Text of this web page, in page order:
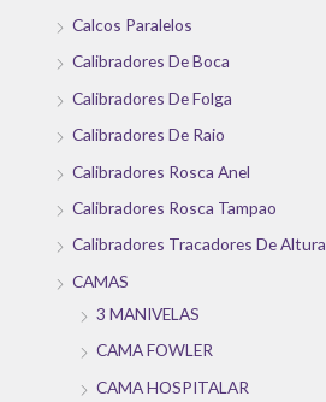
Calcos Paralelos
Calibradores De Boca
Calibradores De Folga
Calibradores De Raio
Calibradores Rosca Anel
Calibradores Rosca Tampao
Calibradores Tracadores De Altura
CAMAS
3 MANIVELAS
CAMA FOWLER
CAMA HOSPITALAR